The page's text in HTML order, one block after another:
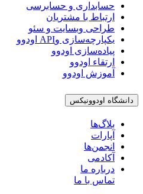
حسابداری و حسابرسی
ارتباط با مشتریان
طراحی وبسایت و سئو
یکپارچه‌سازی وAPI اودوو
پیاده‌سازی اودوو
ارتقاء اودوو
آموزش اودوو
دانشگاه اودوونیکس
بلاگ‌ها
آپارات
انجمن‌ها
آکادمی
درباره ما
تماس با ما